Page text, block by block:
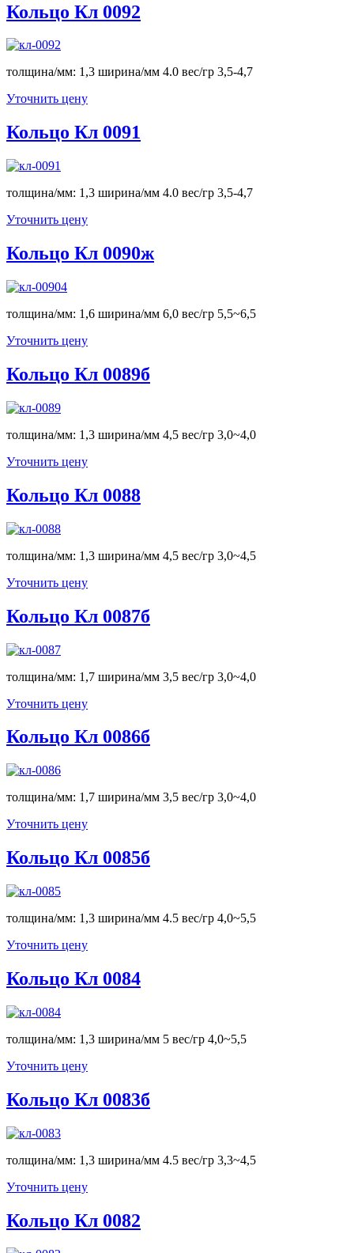
Кольцо Кл 0092
толщина/мм: 1,3 ширина/мм 4.0 вес/гр 3,5-4,7
Уточнить цену
Кольцо Кл 0091
толщина/мм: 1,3 ширина/мм 4.0 вес/гр 3,5-4,7
Уточнить цену
Кольцо Кл 0090ж
толщина/мм: 1,6 ширина/мм 6,0 вес/гр 5,5~6,5
Уточнить цену
Кольцо Кл 0089б
толщина/мм: 1,3 ширина/мм 4,5 вес/гр 3,0~4,0
Уточнить цену
Кольцо Кл 0088
толщина/мм: 1,3 ширина/мм 4,5 вес/гр 3,0~4,5
Уточнить цену
Кольцо Кл 0087б
толщина/мм: 1,7 ширина/мм 3,5 вес/гр 3,0~4,0
Уточнить цену
Кольцо Кл 0086б
толщина/мм: 1,7 ширина/мм 3,5 вес/гр 3,0~4,0
Уточнить цену
Кольцо Кл 0085б
толщина/мм: 1,3 ширина/мм 4.5 вес/гр 4,0~5,5
Уточнить цену
Кольцо Кл 0084
толщина/мм: 1,3 ширина/мм 5 вес/гр 4,0~5,5
Уточнить цену
Кольцо Кл 0083б
толщина/мм: 1,3 ширина/мм 4.5 вес/гр 3,3~4,5
Уточнить цену
Кольцо Кл 0082